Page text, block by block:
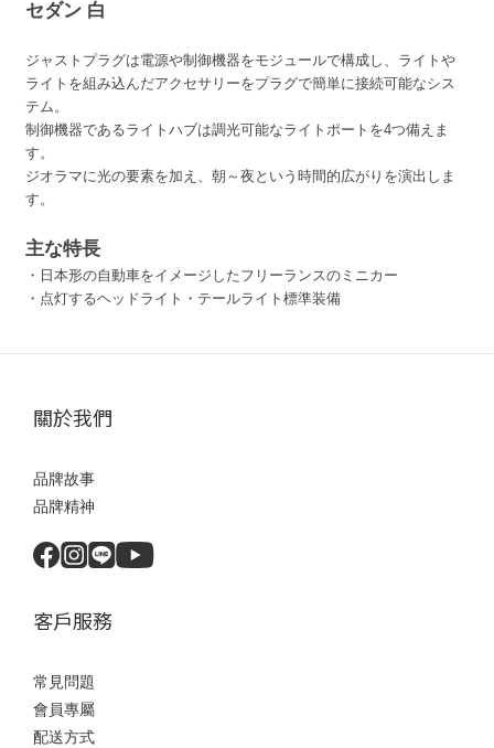
セダン 白
ジャストプラグは電源や制御機器をモジュールで構成し、ライトや
ライトを組み込んだアクセサリーをプラグで簡単に接続可能なシス
テム。
制御機器であるライトハブは調光可能なライトポートを4つ備えま
す。
ジオラマに光の要素を加え、朝～夜という時間的広がりを演出しま
す。
主な特長
・日本形の自動車をイメージしたフリーランスのミニカー
・点灯するヘッドライト・テールライト標準装備
關於我們
品牌故事
品牌精神
客戶服務
常見問題
會員專屬
配送方式